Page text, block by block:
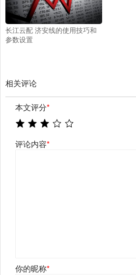
长江云配 济安线的使用技巧和
参数设置
相关评论
本文评分*
评论内容*
你的昵称*